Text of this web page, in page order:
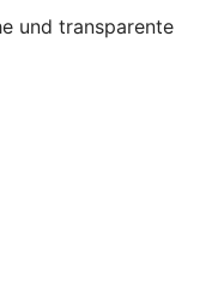
und transparente